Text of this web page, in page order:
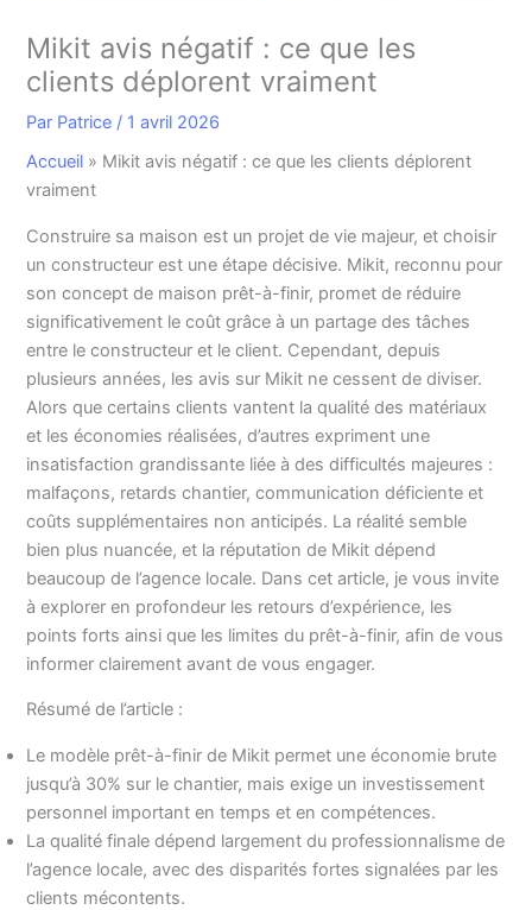
Mikit avis négatif : ce que les
clients déplorent vraiment
Par Patrice / 1 avril 2026
Accueil » Mikit avis négatif : ce que les clients déplorent
vraiment
Construire sa maison est un projet de vie majeur, et choisir
un constructeur est une étape décisive. Mikit, reconnu pour
son concept de maison prêt-à-finir, promet de réduire
significativement le coût grâce à un partage des tâches
entre le constructeur et le client. Cependant, depuis
plusieurs années, les avis sur Mikit ne cessent de diviser.
Alors que certains clients vantent la qualité des matériaux
et les économies réalisées, d’autres expriment une
insatisfaction grandissante liée à des difficultés majeures :
malfaçons, retards chantier, communication déficiente et
coûts supplémentaires non anticipés. La réalité semble
bien plus nuancée, et la réputation de Mikit dépend
beaucoup de l’agence locale. Dans cet article, je vous invite
à explorer en profondeur les retours d’expérience, les
points forts ainsi que les limites du prêt-à-finir, afin de vous
informer clairement avant de vous engager.
Résumé de l’article :
Le modèle prêt-à-finir de Mikit permet une économie brute
jusqu’à 30% sur le chantier, mais exige un investissement
personnel important en temps et en compétences.
La qualité finale dépend largement du professionnalisme de
l’agence locale, avec des disparités fortes signalées par les
clients mécontents.